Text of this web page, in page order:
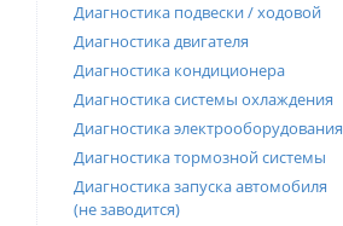
Диагностика подвески / ходовой
Диагностика двигателя
Диагностика кондиционера
Диагностика системы охлаждения
Диагностика электрооборудования
Диагностика тормозной системы
Диагностика запуска автомобиля
(не заводится)